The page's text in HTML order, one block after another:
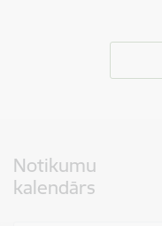
Notikumu
kalendārs